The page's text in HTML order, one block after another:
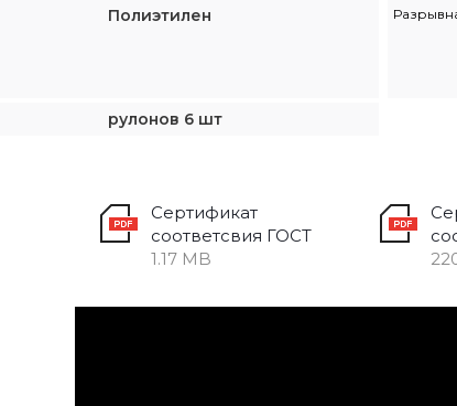
Полиэтилен
рулонов 6 шт
Сертификат
соответсвия ГОСТ
1.17 MB